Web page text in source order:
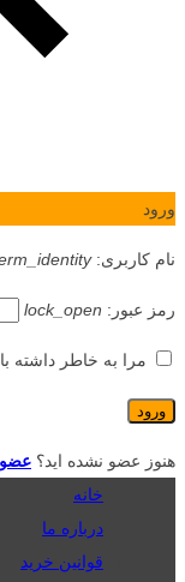
ورود
نام کاربری:
رمز عبور: lock_open
مرا به خاطر داشته
هنوز عضو نشده اید؟
خانه
درباره ما
قوانین خرید